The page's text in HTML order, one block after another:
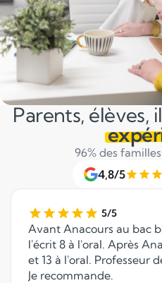
Parents,
96% des
4,8/5
5/5
Avant Anacours au bac
l'écrit 8 à l'oral. Après Anacours au bac 14 à l'écrit
et 13 à l'oral. Professeur
Je recommande.